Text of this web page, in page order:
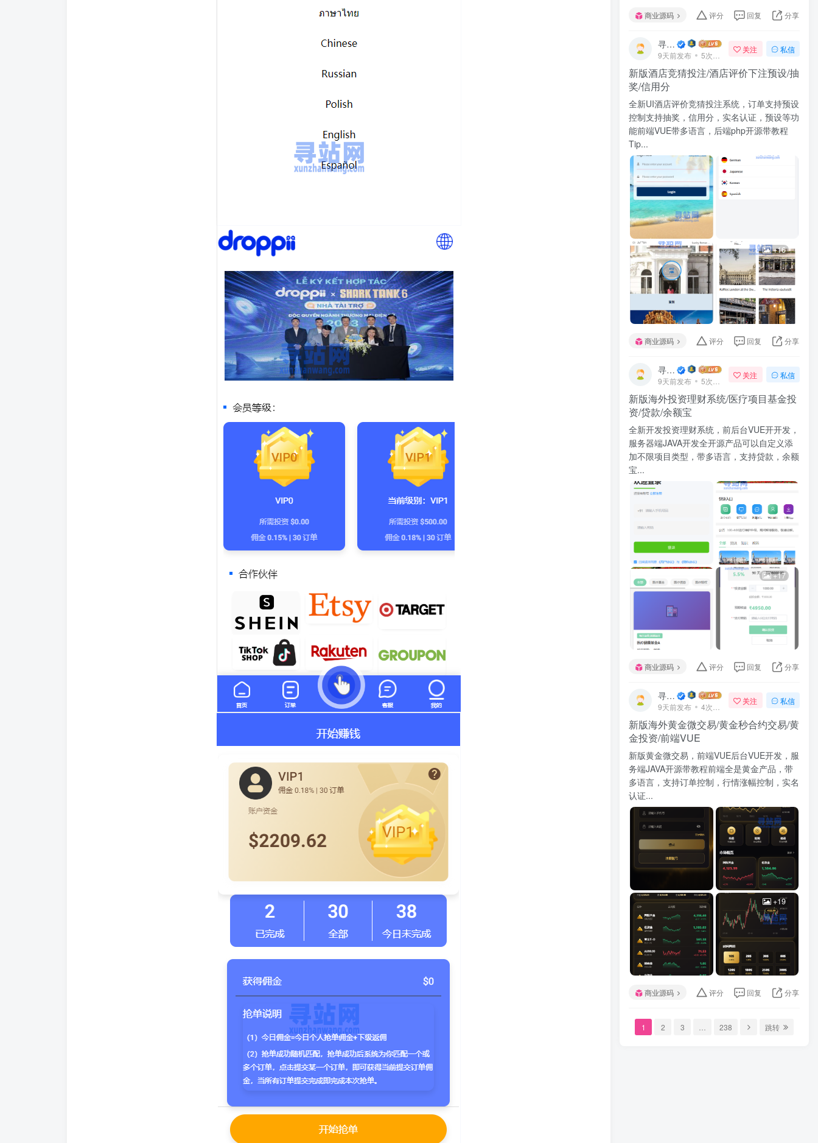
商业源码 评分 回复 分享
寻站网
9天前发布 5次阅读
关注 私信
新版酒店竞猜投注/酒店评价下注预设/抽
奖/信用分
全新UI酒店评价竞猜投注系统，订单支持预设
控制支持抽奖，信用分，实名认证，预设等功
能前端VUE带多语言，后端php开源带教程
Tip...
+16
商业源码 评分 回复 分享
寻站网
9天前发布 5次阅读
关注 私信
新版海外投资理财系统/医疗项目基金投
资/贷款/余额宝
全新开发投资理财系统，前后台VUE开开发，
服务器端JAVA开发全开源产品可以自定义添
加不限项目类型，带多语言，支持贷款，余额
宝...
+17
商业源码 评分 回复 分享
寻站网
9天前发布 4次阅读
关注 私信
新版海外黄金微交易/黄金秒合约交易/黄
金投资/前端VUE
新版黄金微交易，前端VUE后台VUE开发，服
务端JAVA开源带教程前端全是黄金产品，带
多语言，支持订单控制，行情涨幅控制，实名
认证...
+19
商业源码 评分 回复 分享
1 2 3 238 跳转